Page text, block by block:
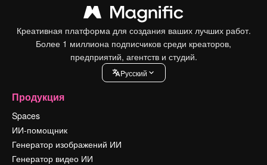
Креативная платформа для создания ваших лучших работ.
Более 1 миллиона подписчиков среди креаторов,
предприятий, агентств и студий.
Pусский
Продукция
Spaces
ИИ-помощник
Генератор изображений ИИ
Генератор видео ИИ